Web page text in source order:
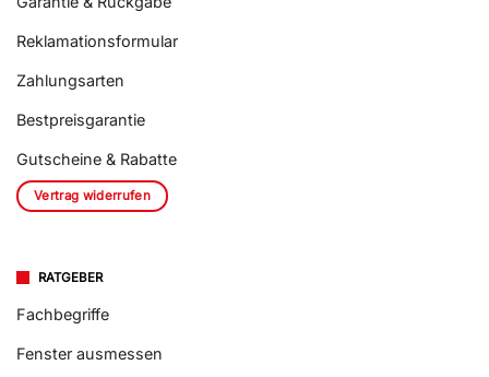
Reklamationsformular
Zahlungsarten
Bestpreisgarantie
Gutscheine & Rabatte
Vertrag widerrufen
RATGEBER
Fachbegriffe
Fenster ausmessen